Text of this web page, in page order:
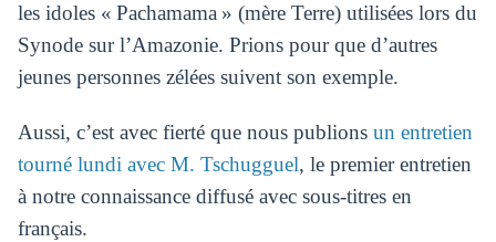
les idoles « Pachamama » (mère Terre) utilisées lors du
Synode sur l’Amazonie. Prions pour que d’autres
jeunes personnes zélées suivent son exemple.
Aussi, c’est avec fierté que nous publions un entretien
tourné lundi avec M. Tschugguel, le premier entretien
à notre connaissance diffusé avec sous-titres en
français.